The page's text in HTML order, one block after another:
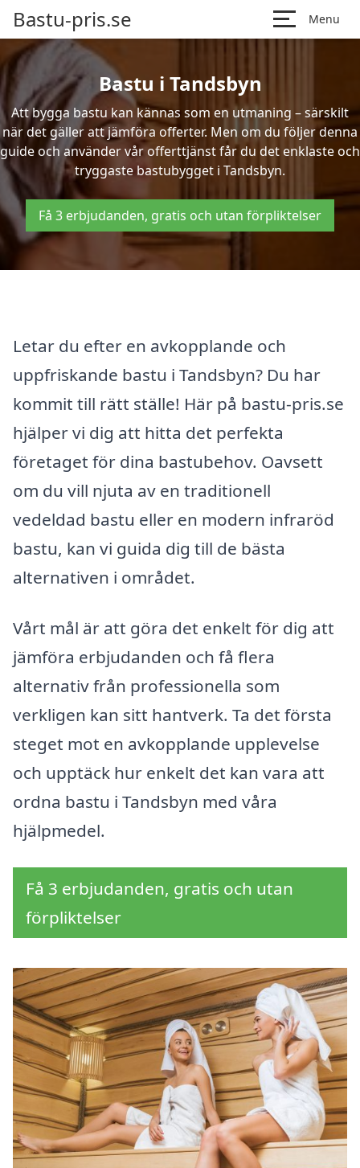
Bastu-pris.se Menu
Bastu i Tandsbyn
Att bygga bastu kan kännas som en utmaning – särskilt
när det gäller att jämföra offerter. Men om du följer denna
guide och använder vår offerttjänst får du det enklaste och
tryggaste bastubygget i Tandsbyn.
Få 3 erbjudanden, gratis och utan förpliktelser
Letar du efter en avkopplande och
uppfriskande bastu i Tandsbyn? Du har
kommit till rätt ställe! Här på bastu-pris.se
hjälper vi dig att hitta det perfekta
företaget för dina bastubehov. Oavsett
om du vill njuta av en traditionell
vedeldad bastu eller en modern infraröd
bastu, kan vi guida dig till de bästa
alternativen i området.
Vårt mål är att göra det enkelt för dig att
jämföra erbjudanden och få flera
alternativ från professionella som
verkligen kan sitt hantverk. Ta det första
steget mot en avkopplande upplevelse
och upptäck hur enkelt det kan vara att
ordna bastu i Tandsbyn med våra
hjälpmedel.
Få 3 erbjudanden, gratis och utan
förpliktelser